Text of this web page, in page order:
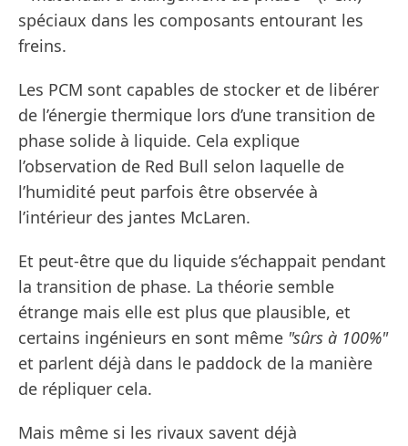
spéciaux dans les composants entourant les
freins.
Les PCM sont capables de stocker et de libérer
de l’énergie thermique lors d’une transition de
phase solide à liquide. Cela explique
l’observation de Red Bull selon laquelle de
l’humidité peut parfois être observée à
l’intérieur des jantes McLaren.
Et peut-être que du liquide s’échappait pendant
la transition de phase. La théorie semble
étrange mais elle est plus que plausible, et
certains ingénieurs en sont même "sûrs à 100%"
et parlent déjà dans le paddock de la manière
de répliquer cela.
Mais même si les rivaux savent déjà